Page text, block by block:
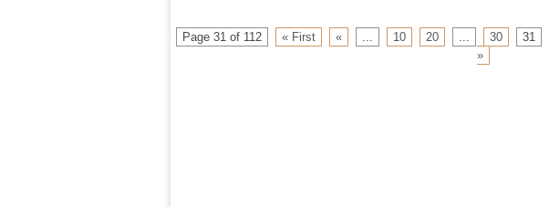
Page 31 of 112 « First « ... 10 20 ... 30 31
»